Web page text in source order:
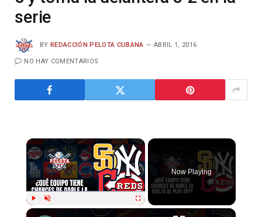
serie
BY REDACCIÓN PELOTA CUBANA ABRIL 1, 2016
NO HAY COMENTARIOS
Now Playing